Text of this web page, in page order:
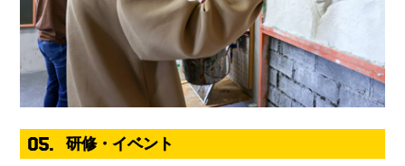
05. 研修・イベント